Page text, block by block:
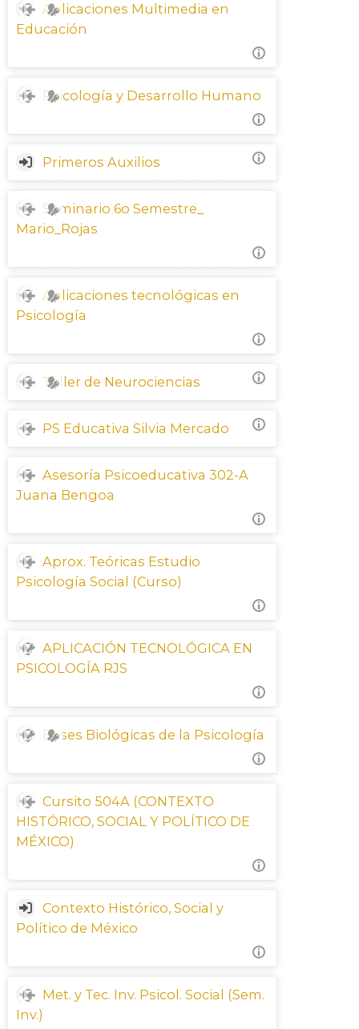
cursos
Aplicaciones Multimedia en
Educación
Psicología y Desarrollo Humano
Primeros Auxilios
Seminario 6o Semestre_
Mario_Rojas
Aplicaciones tecnológicas en
Psicología
Taller de Neurociencias
PS Educativa Silvia Mercado
Asesoría Psicoeducativa 302-A
Juana Bengoa
Aprox. Teóricas Estudio
Psicología Social (Curso)
APLICACIÓN TECNOLÓGICA EN
PSICOLOGÍA RJS
Bases Biológicas de la Psicología
Cursito 504A (CONTEXTO
HISTÓRICO, SOCIAL Y POLÍTICO DE
MÉXICO)
Contexto Histórico, Social y
Político de México
Met. y Tec. Inv. Psicol. Social (Sem.
Inv.)